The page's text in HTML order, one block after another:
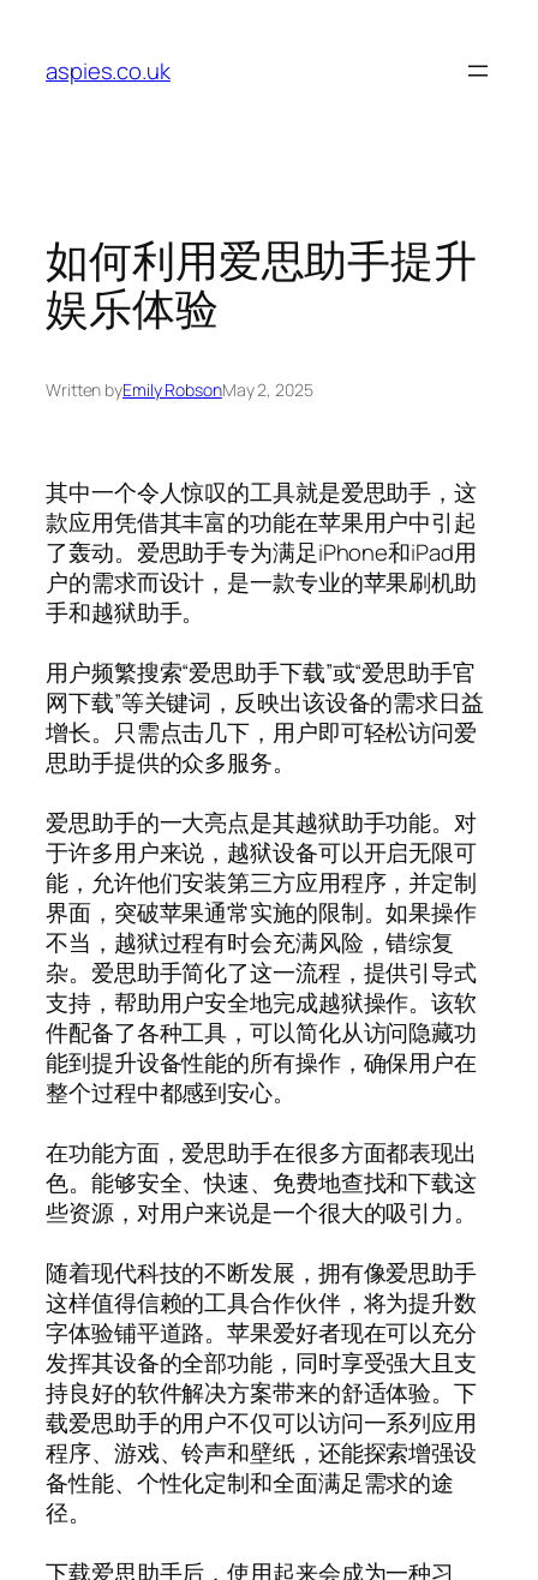
content
aspies.co.uk
如何利用爱思助手提升
娱乐体验
Written byEmily RobsonMay 2, 2025
其中一个令人惊叹的工具就是爱思助手，这
款应用凭借其丰富的功能在苹果用户中引起
了轰动。爱思助手专为满足iPhone和iPad用
户的需求而设计，是一款专业的苹果刷机助
手和越狱助手。
用户频繁搜索“爱思助手下载”或“爱思助手官
网下载”等关键词，反映出该设备的需求日益
增长。只需点击几下，用户即可轻松访问爱
思助手提供的众多服务。
爱思助手的一大亮点是其越狱助手功能。对
于许多用户来说，越狱设备可以开启无限可
能，允许他们安装第三方应用程序，并定制
界面，突破苹果通常实施的限制。如果操作
不当，越狱过程有时会充满风险，错综复
杂。爱思助手简化了这一流程，提供引导式
支持，帮助用户安全地完成越狱操作。该软
件配备了各种工具，可以简化从访问隐藏功
能到提升设备性能的所有操作，确保用户在
整个过程中都感到安心。
在功能方面，爱思助手在很多方面都表现出
色。能够安全、快速、免费地查找和下载这
些资源，对用户来说是一个很大的吸引力。
随着现代科技的不断发展，拥有像爱思助手
这样值得信赖的工具合作伙伴，将为提升数
字体验铺平道路。苹果爱好者现在可以充分
发挥其设备的全部功能，同时享受强大且支
持良好的软件解决方案带来的舒适体验。下
载爱思助手的用户不仅可以访问一系列应用
程序、游戏、铃声和壁纸，还能探索增强设
备性能、个性化定制和全面满足需求的途
径。
下载爱思助手后，使用起来会成为一种习